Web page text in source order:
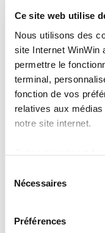
Ce site web utilise
Nous utilisons des
site Internet WinWin
permettre le
terminal,
fonction de vos
relatives aux
notre site internet.
l’exception des
fonctionnement du
cookies est
Nécessaires
Préférences
pour
par
SOCLES
La
Le